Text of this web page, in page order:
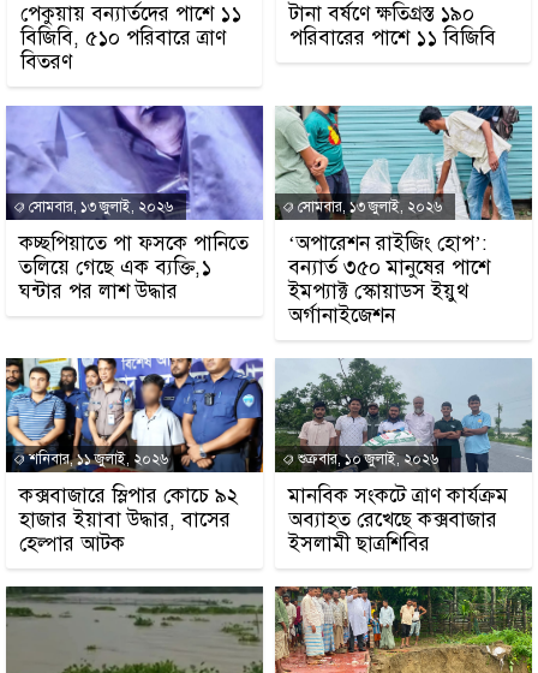
পেকুয়ায় বন্যার্তদের পাশে ১১
বিজিবি, ৫১০ পরিবারে ত্রাণ
বিতরণ
টানা বর্ষণে ক্ষতিগ্রস্ত ১৯০
পরিবারের পাশে ১১ বিজিবি
সোমবার, ১৩ জুলাই, ২০২৬
কচ্ছপিয়াতে পা ফসকে পানিতে
তলিয়ে গেছে এক ব্যক্তি,১
ঘন্টার পর লাশ উদ্ধার
সোমবার, ১৩ জুলাই, ২০২৬
‘অপারেশন রাইজিং হোপ’:
বন্যার্ত ৩৫০ মানুষের পাশে
ইমপ্যাক্ট স্কোয়াডস ইয়ুথ
অর্গানাইজেশন
শনিবার, ১১ জুলাই, ২০২৬
কক্সবাজারে স্লিপার কোচে ৯২
হাজার ইয়াবা উদ্ধার, বাসের
হেল্পার আটক
শুক্রবার, ১০ জুলাই, ২০২৬
মানবিক সংকটে ত্রাণ কার্যক্রম
অব্যাহত রেখেছে কক্সবাজার
ইসলামী ছাত্রশিবির